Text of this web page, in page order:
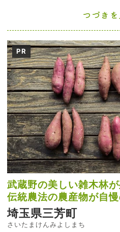
つづきを
PR
武蔵野の美しい雑木林
伝統農法の農産物が自
埼玉県三芳町
さいたまけんみよしまち